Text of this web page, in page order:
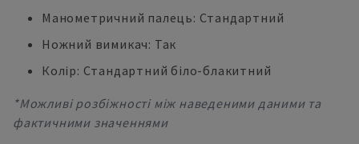
Манометричний палець: Стандартний
Ножний вимикач: Так
Колір: Стандартний біло-блакитний
*Можливі розбіжності між наведеними даними та
фактичними значеннями